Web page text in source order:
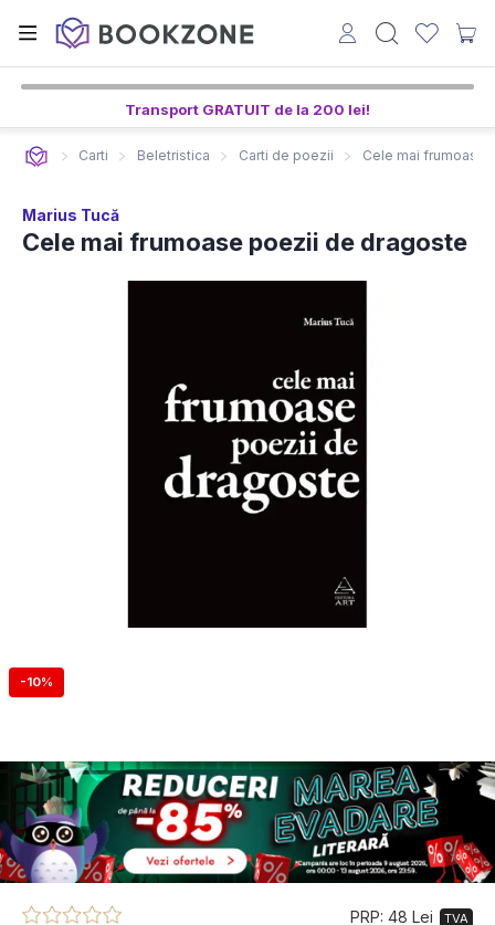
Transport GRATUIT de la 200 lei!
Carti Beletristica Carti de poezii Cele mai frumoase
Marius Tucă
Cele mai frumoase poezii de dragoste
-10%
PRP: 48 Lei TVA